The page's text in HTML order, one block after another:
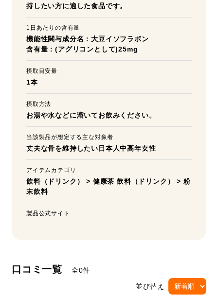
持したい方に適した食品です。
1日あたりの含有量
機能性関与成分名：大豆イソフラボン
含有量：(アグリコンとして)25mg
摂取目安量
1本
摂取方法
お湯や水などに溶いてお飲みください。
当該製品が想定する主な対象者
丈夫な骨を維持したい日本人中高年女性
アイテムカテゴリ
飲料（ドリンク） > 健康茶 飲料（ドリンク） > 粉
末飲料
製品公式サイト
口コミ一覧 全0件
並び替え